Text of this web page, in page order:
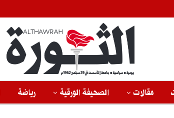
مقالات الصحيفة الورقية رياضة